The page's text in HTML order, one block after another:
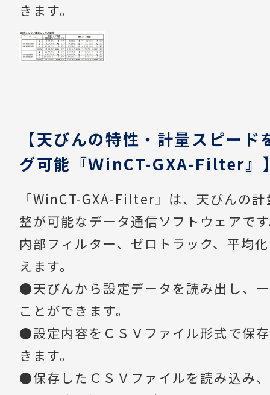
きます。
【天びんの特性・計量スピー
グ可能『ＷinCT-GXA-Filter』
「WinCT-GXA-Filter」は、天びんの
整が可能なデータ通信ソフトウェアで
内部フィルター、ゼロトラック、平均
えます。
●天びんから設定データを読み出し、
ことができます。
●設定内容をＣＳＶファイル形式で保
きます。
●保存したＣＳＶファイルを読み込み